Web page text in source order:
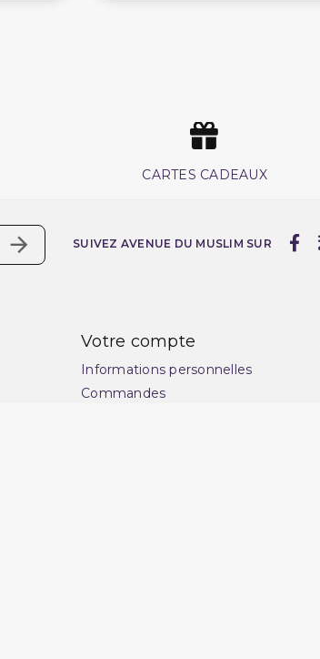
CARTES CADEAUX
SUIVEZ AVENUE DU MUSLIM SUR
Votre compte
Informations personnelles
Commandes